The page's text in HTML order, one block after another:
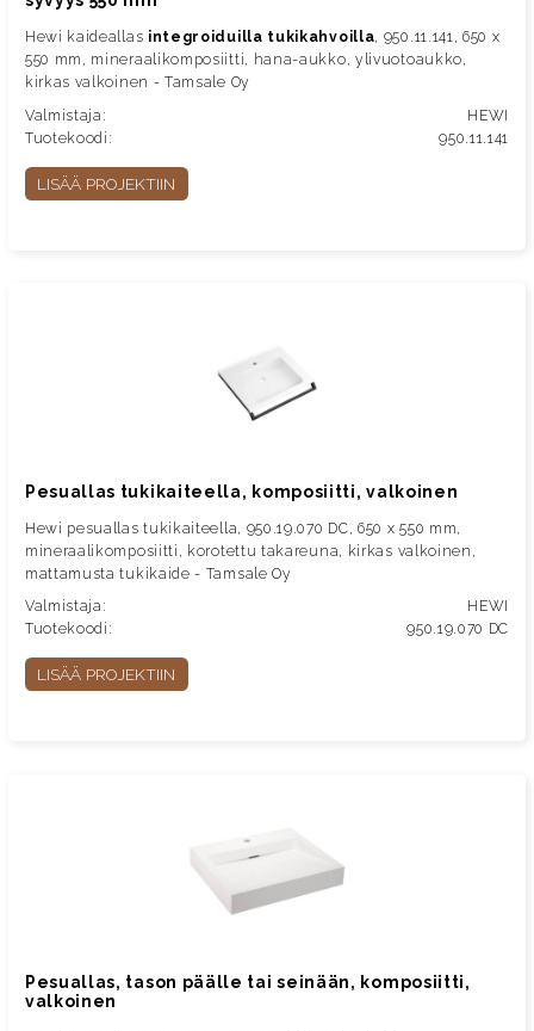
Hewi kaideallas integroiduilla tukikahvoilla, 950.11.141, 650 x
550 mm, mineraalikomposiitti, hana-aukko, ylivuotoaukko,
kirkas valkoinen - Tamsale Oy
Valmistaja:
HEWI
Tuotekoodi:
950.11.141
LISÄÄ PROJEKTIIN
Pesuallas tukikaiteella, komposiitti, valkoinen
Hewi pesuallas tukikaiteella, 950.19.070 DC, 650 x 550 mm,
mineraalikomposiitti, korotettu takareuna, kirkas valkoinen,
mattamusta tukikaide - Tamsale Oy
Valmistaja:
HEWI
Tuotekoodi:
950.19.070 DC
LISÄÄ PROJEKTIIN
Pesuallas, tason päälle tai seinään, komposiitti,
valkoinen